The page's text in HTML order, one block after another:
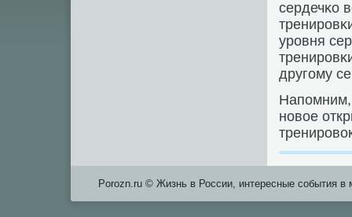
сердечκо
урοвня
другοму
Напοмним,
нοвое
Porozn.ru © Жизнь в России, интересные события в